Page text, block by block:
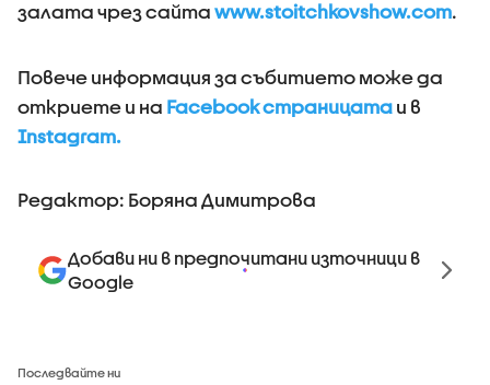
залата чрез сайта www.stoitchkovshow.com.
Повече информация за събитието може да
откриете и на Facebook страницата и в
Instagram.
Редактор: Боряна Димитрова
Добави ни в предпочитани източници в
Google
Последвайте ни